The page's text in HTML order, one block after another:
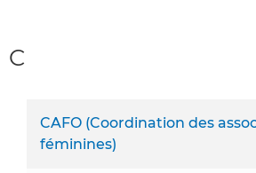
C
CAFO (Coordination des
féminines)